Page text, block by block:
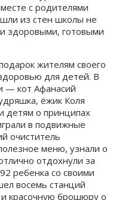
с родителями
из стен школы не
здоровыми, готовыми
жителям своего
для детей. В
— кот Афанасий
ёжик Коля
детям о принципах
в подвижные
очиститель
меню, узнали о
отдохнули за
ребенка со своими
восемь станций
и красочную брошюру о